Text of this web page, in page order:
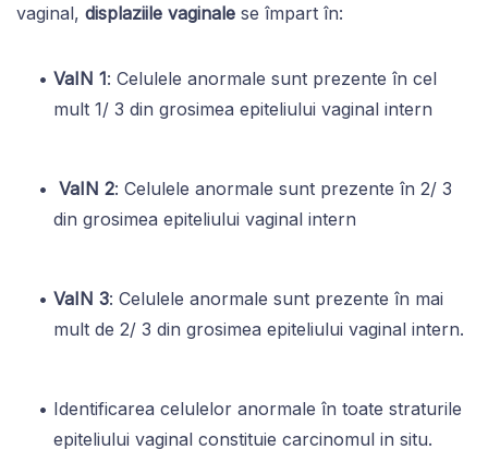
vaginal, displaziile vaginale se împart în:
VaIN 1: Celulele anormale sunt prezente în cel
mult 1/ 3 din grosimea epiteliului vaginal intern
VaIN 2: Celulele anormale sunt prezente în 2/ 3
din grosimea epiteliului vaginal intern
VaIN 3: Celulele anormale sunt prezente în mai
mult de 2/ 3 din grosimea epiteliului vaginal intern.
Identificarea celulelor anormale în toate straturile
epiteliului vaginal constituie carcinomul in situ.